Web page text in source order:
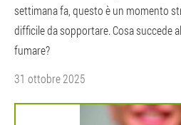
settimana fa, questo è un momento
difficile da sopportare. Cosa succede
fumare?
31 ottobre 2025